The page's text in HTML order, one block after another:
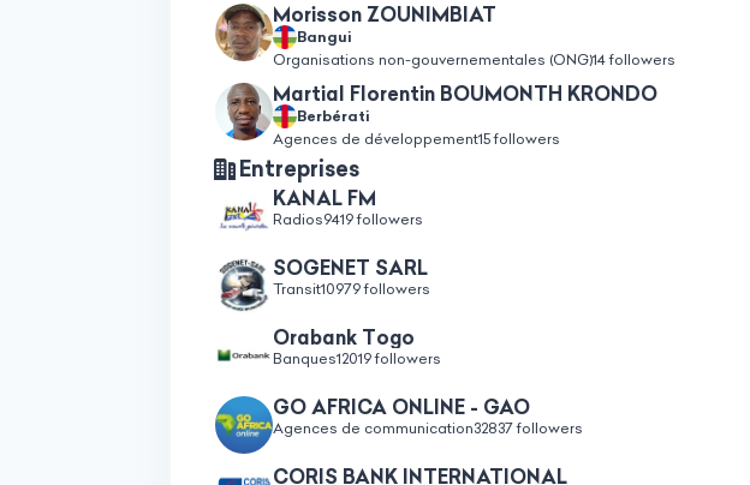
Morisson ZOUNIMBIAT
Bangui
Organisations non-gouvernementales (ONG)14 followers
Martial Florentin BOUMONTH KRONDO
Berbérati
Agences de développement15 followers
Entreprises
KANAL FM
Radios9419 followers
SOGENET SARL
Transit10979 followers
Orabank Togo
Banques12019 followers
GO AFRICA ONLINE - GAO
Agences de communication32837 followers
CORIS BANK INTERNATIONAL